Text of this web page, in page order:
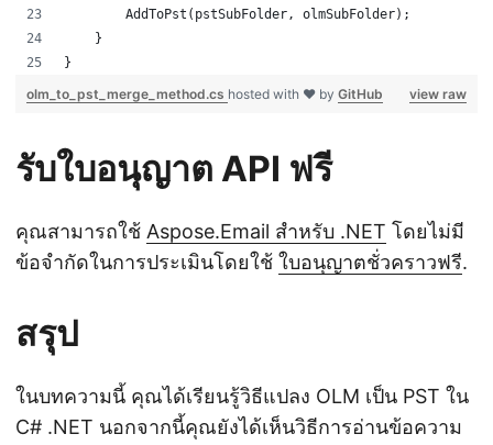
        AddToPst(pstSubFolder, olmSubFolder);
    }
}
view raw
olm_to_pst_merge_method.cs hosted with ❤ by GitHub
รับใบอนุญาต API ฟรี
คุณสามารถใช้ Aspose.Email สำหรับ .NET โดยไม่มี
ข้อจำกัดในการประเมินโดยใช้ ใบอนุญาตชั่วคราวฟรี.
สรุป
ในบทความนี้ คุณได้เรียนรู้วิธีแปลง OLM เป็น PST ใน
C# .NET นอกจากนี้คุณยังได้เห็นวิธีการอ่านข้อความ